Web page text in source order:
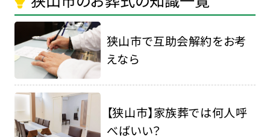
狭山市で互助会解約をお考
えなら
【狭山市】家族葬では何人呼
べばいい？